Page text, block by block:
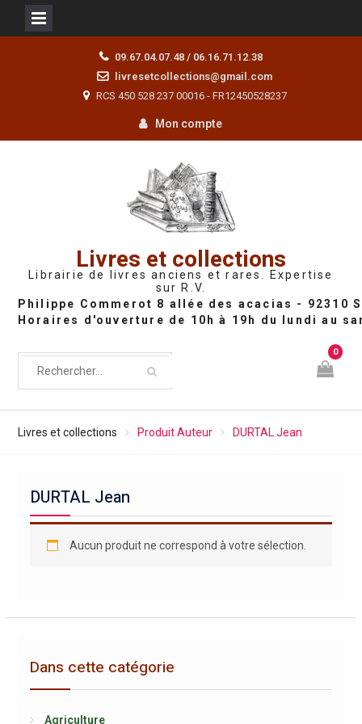
09.67.04.07.48 / 06.16.71.12.38
livresetcollections@gmail.com
RCS 450 528 237 00016 - FR12450528237
Mon compte
Livres et collections
Librairie de livres anciens et rares. Expertise
sur R.V.
0
Livres et collections Produit Auteur DURTAL Jean
DURTAL Jean
Aucun produit ne correspond à votre sélection.
Dans cette catégorie
Agriculture